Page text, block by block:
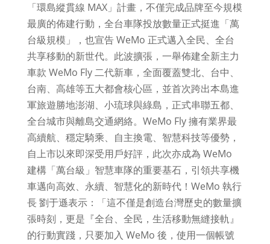
「環島縱貫線 MAX」計畫，不僅完成品牌至今規模
最廣的佈建行動，全台車隊投放數量正式挺進「萬
台級規模」，也宣告 WeMo 正式邁入全民、全台
共享移動的新世代。此波擴張，一舉佈建全新主力
車款 WeMo Fly 二代新車，全面覆蓋雙北、台中、
台南、高雄等五大都會核心區，並首次跨出本島進
軍旅遊勝地澎湖、小琉球與綠島，正式串聯五都、
全台城市與離島交通網絡。WeMo Fly 擁有業界最
高續航、穩定騎乘、自主換電、智慧科技等優勢，
自上市以來即深受用戶好評，此次亦成為 WeMo
建構「萬台級」智慧車隊的重要基石，引領共享機
車邁向高效、永續、智慧化的新時代！WeMo 執行
長 劉于遜表示：「這不僅是創造台灣歷史的數量擴
張時刻，更是『全台、全民，生活移動無縫接軌』
的行動實踐，只要加入 WeMo 後，使用一個帳號